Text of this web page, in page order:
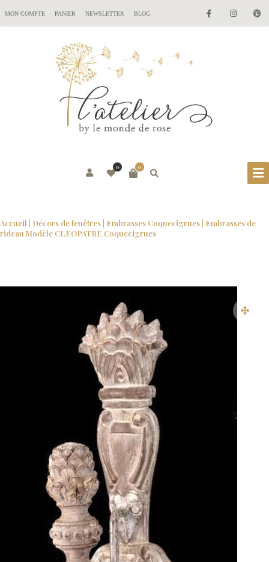
MON COMPTE PANIER NEWSLETTER BLOG
0
0
Accueil Décors de fenêtres Embrasses Coquecigrues | Embrasses de
rideau Modèle CLEOPATRE Coquecigrues